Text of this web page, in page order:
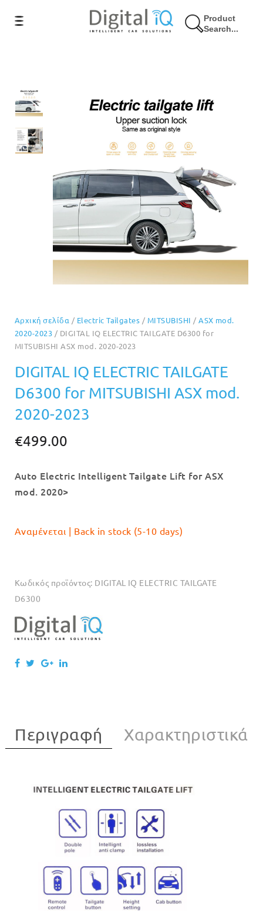
Product
Search...
Αρχική σελίδα / Electric Tailgates / MITSUBISHI /ASX mod.
2020-2023 / DIGITAL IQ ELECTRIC TAILGATE D6300 for
MITSUBISHI ASX mod. 2020-2023
DIGITAL IQ ELECTRIC TAILGATE
D6300 for MITSUBISHI ASX mod.
2020-2023
€499.00
Auto Electric Intelligent Tailgate Lift for ASX
mod. 2020>
Αναμένεται | Back in stock (5-10 days)
Κωδικός προϊόντος: DIGITAL IQ ELECTRIC TAILGATE
D6300
Περιγραφή Χαρακτηριστικά